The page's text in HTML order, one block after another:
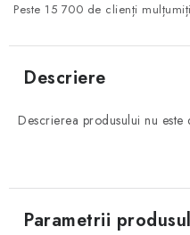
Peste 15 700 de clienți
Descriere
Descrierea produsului nu este
Parametrii